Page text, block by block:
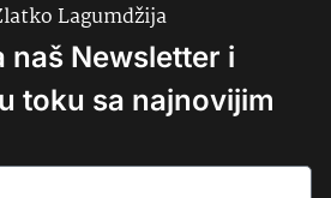
Lagumdžija
naš Newsletter i
toku sa najnovijim